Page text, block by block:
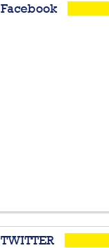
Facebook
TWITTER